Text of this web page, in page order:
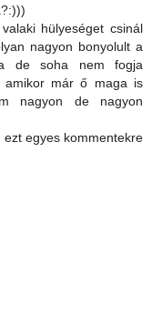
hülyeséget csinál
nagyon bonyolult a
de soha nem fogja
amikor már ő maga is
nagyon de nagyon
ezt egyes kommentekre